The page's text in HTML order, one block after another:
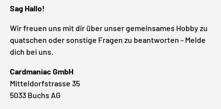
Sag Hallo!
Wir freuen uns mit dir über unser gemeinsames Hobby zu
quatschen oder sonstige Fragen zu beantworten - Melde
dich bei uns.
Cardmaniac GmbH
Mitteldorfstrasse 35
5033 Buchs AG